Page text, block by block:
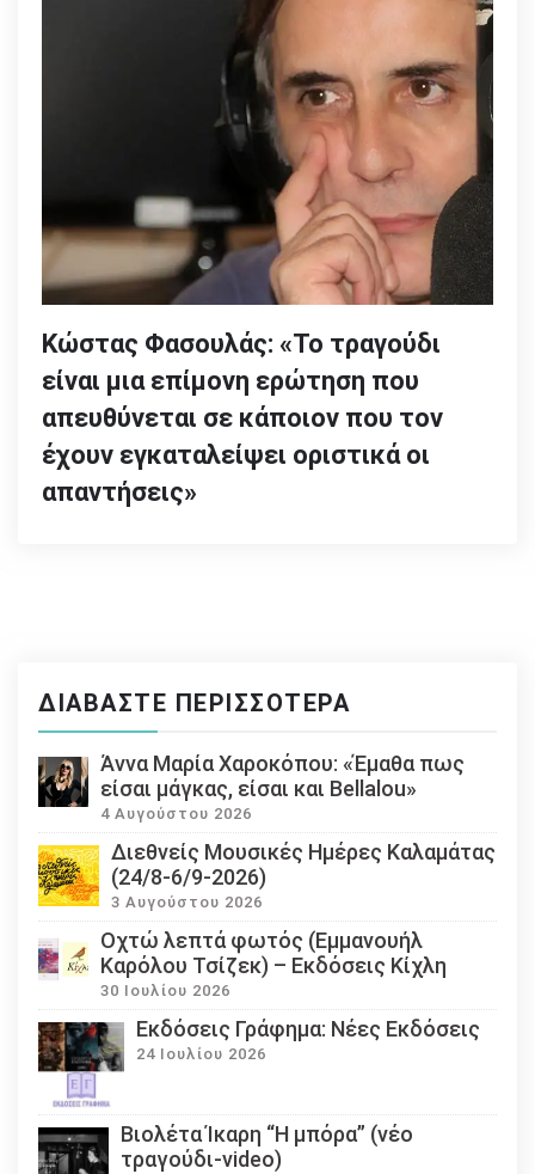
Κώστας Φασουλάς: «Το τραγούδι
είναι μια επίμονη ερώτηση που
απευθύνεται σε κάποιον που τον
έχουν εγκαταλείψει οριστικά οι
απαντήσεις»
ΔΙΑΒΆΣΤΕ ΠΕΡΙΣΣΌΤΕΡΑ
Άννα Μαρία Χαροκόπου: «Έμαθα πως
είσαι μάγκας, είσαι και Bellalou»
4 Αυγούστου 2026
Διεθνείς Μουσικές Ημέρες Καλαμάτας
(24/8-6/9-2026)
3 Αυγούστου 2026
Οχτώ λεπτά φωτός (Εμμανουήλ
Καρόλου Τσίζεκ) – Εκδόσεις Κίχλη
30 Ιουλίου 2026
Εκδόσεις Γράφημα: Νέες Εκδόσεις
24 Ιουλίου 2026
Βιολέτα Ίκαρη “Η μπόρα” (νέο
τραγούδι-video)